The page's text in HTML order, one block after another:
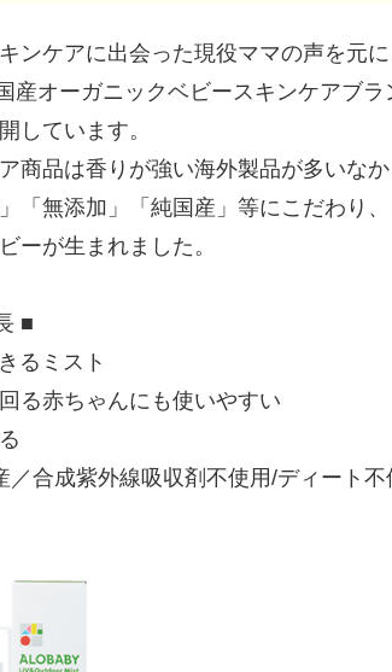
ンケアに出会った現役ママの声を元に
産オーガニックベビースキンケアブ
しています。
商品は香りが強い海外製品が多いなか
「無添加」「純国産」等にこだわり
ーが生まれました。
■
るミスト
る赤ちゃんにも使いやすい
／合成紫外線吸収剤不使用/ディート